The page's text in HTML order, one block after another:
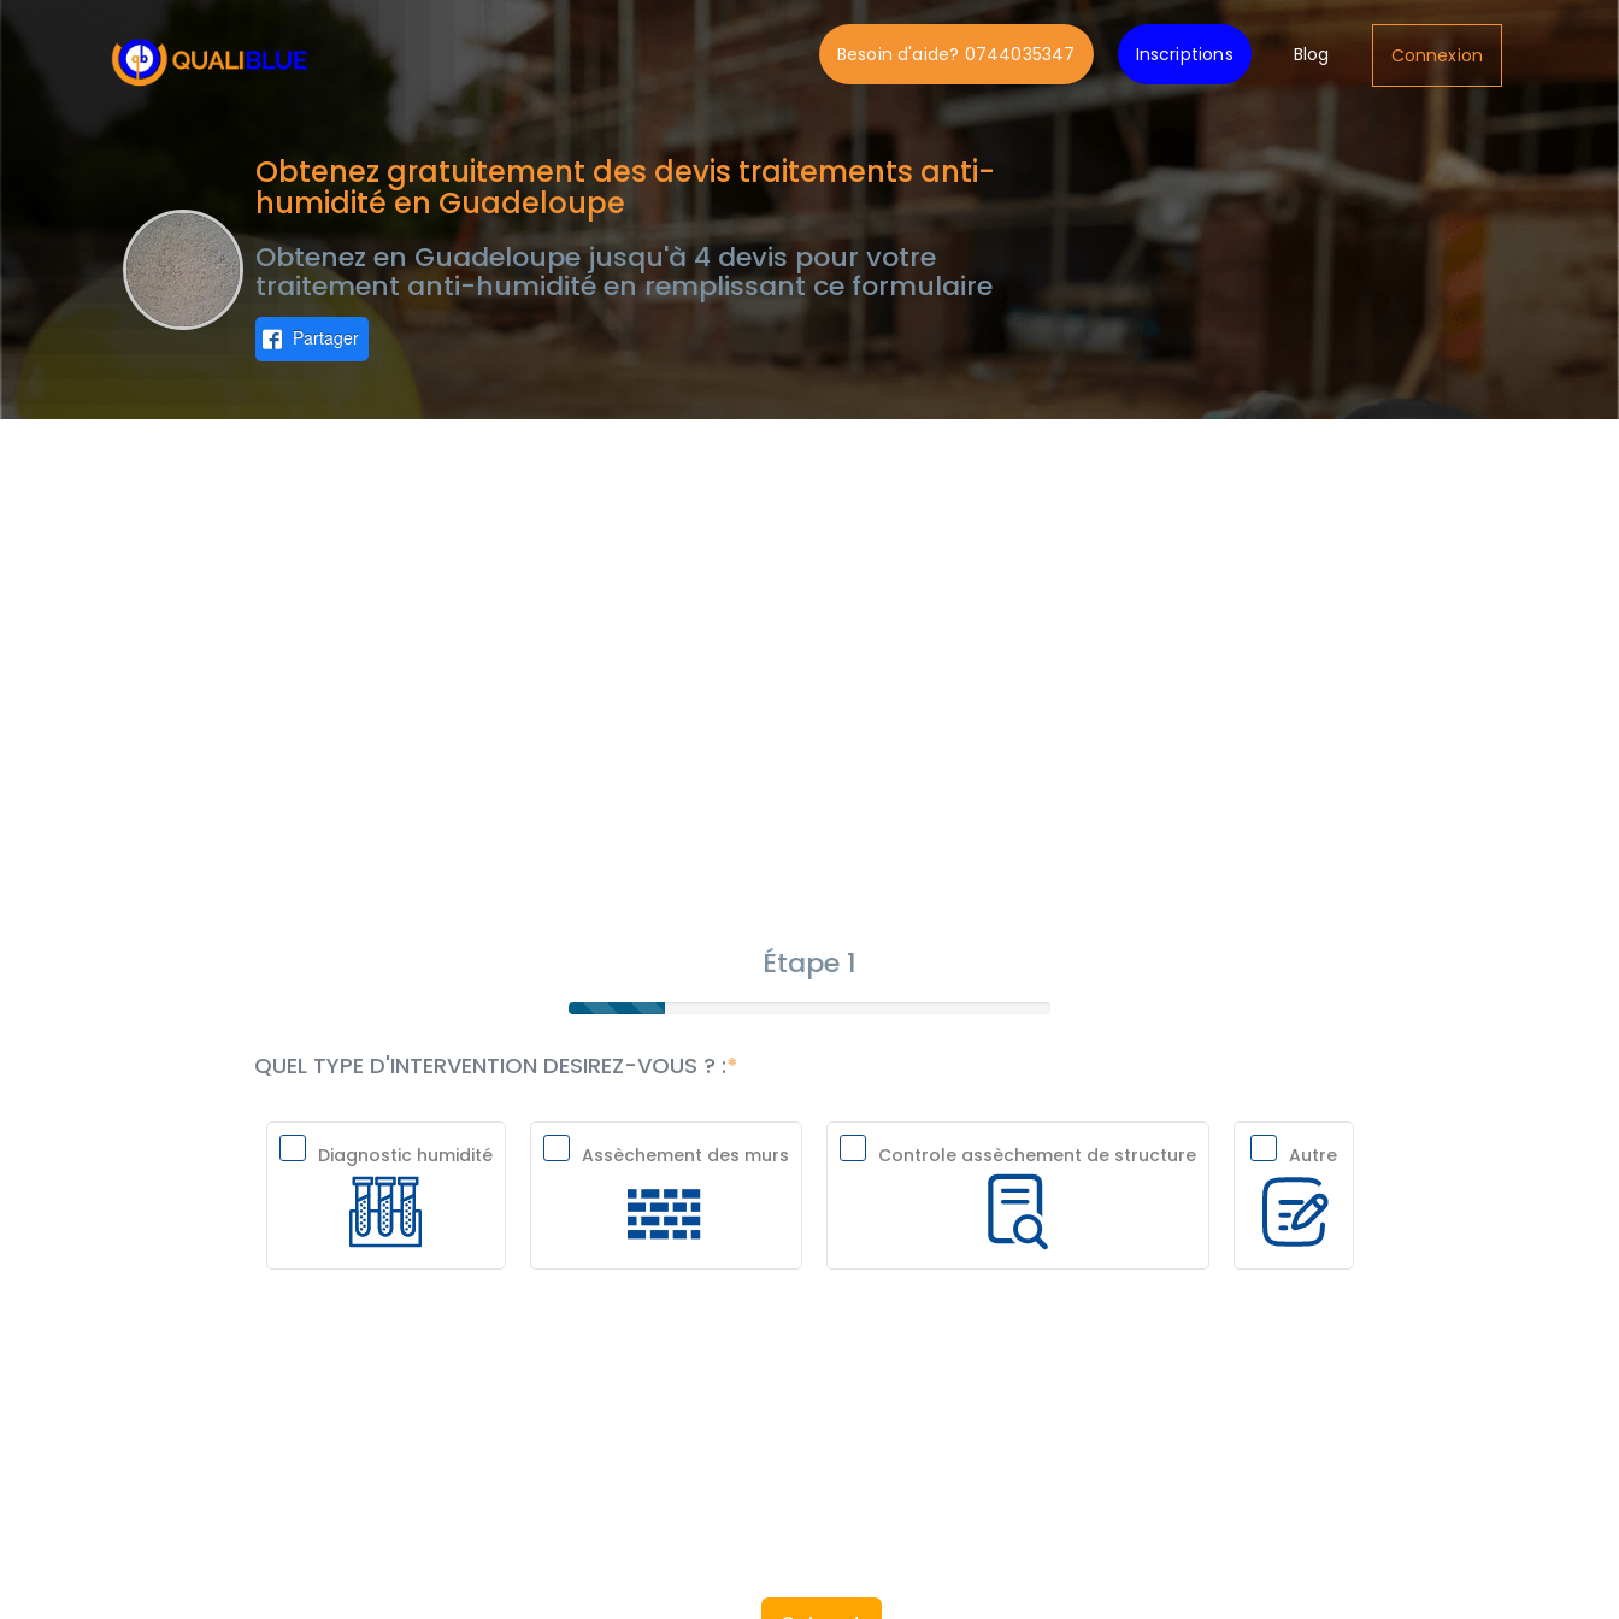
Besoin d'aide? 0744035347 Inscriptions Blog Connexion
Obtenez gratuitement des devis traitements anti-
humidité en Guadeloupe
Obtenez en Guadeloupe jusqu'à 4 devis pour votre
traitement anti-humidité en remplissant ce formulaire
Partager
Étape 1
QUEL TYPE D'INTERVENTION DESIREZ-VOUS ? :
Diagnostic humidité Assèchement des murs Controle assèchement de structure Autre